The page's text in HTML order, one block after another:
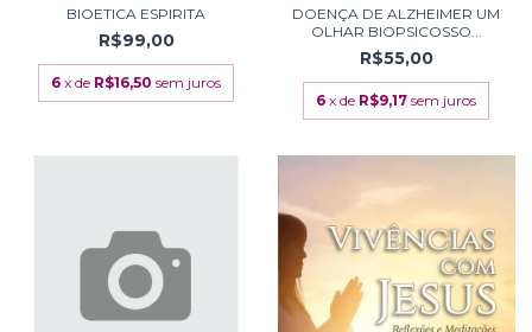
BIOETICA ESPIRITA
R$99,00
6 x de R$16,50 sem juros
DOENÇA DE ALZHEIMER UM
OLHAR BIOPSICOSSO...
R$55,00
6 x de R$9,17 sem juros